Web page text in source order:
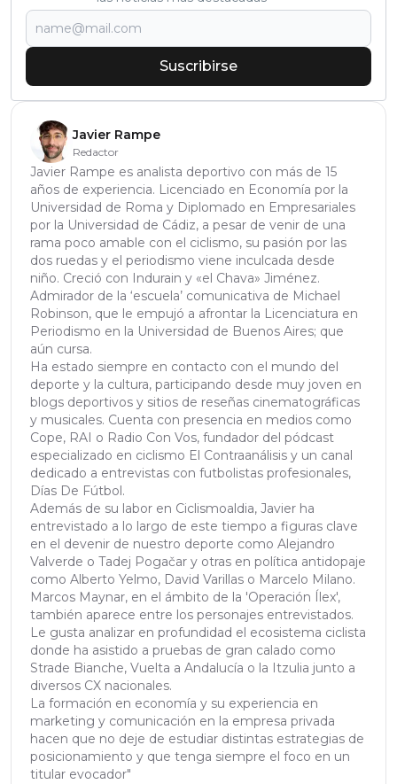
Suscribirse
Javier Rampe
Redactor
Javier Rampe es analista deportivo con más de 15
años de experiencia. Licenciado en Economía por la
Universidad de Roma y Diplomado en Empresariales
por la Universidad de Cádiz, a pesar de venir de una
rama poco amable con el ciclismo, su pasión por las
dos ruedas y el periodismo viene inculcada desde
niño. Creció con Indurain y «el Chava» Jiménez.
Admirador de la ‘escuela’ comunicativa de Michael
Robinson, que le empujó a afrontar la Licenciatura en
Periodismo en la Universidad de Buenos Aires; que
aún cursa.
Ha estado siempre en contacto con el mundo del
deporte y la cultura, participando desde muy joven en
blogs deportivos y sitios de reseñas cinematográficas
y musicales. Cuenta con presencia en medios como
Cope, RAI o Radio Con Vos, fundador del pódcast
especializado en ciclismo El Contraanálisis y un canal
dedicado a entrevistas con futbolistas profesionales,
Días De Fútbol.
Además de su labor en Ciclismoaldia, Javier ha
entrevistado a lo largo de este tiempo a figuras clave
en el devenir de nuestro deporte como Alejandro
Valverde o Tadej Pogačar y otras en política antidopaje
como Alberto Yelmo, David Varillas o Marcelo Milano.
Marcos Maynar, en el ámbito de la 'Operación Ílex',
también aparece entre los personajes entrevistados.
Le gusta analizar en profundidad el ecosistema ciclista
donde ha asistido a pruebas de gran calado como
Strade Bianche, Vuelta a Andalucía o la Itzulia junto a
diversos CX nacionales.
La formación en economía y su experiencia en
marketing y comunicación en la empresa privada
hacen que no deje de estudiar distintas estrategias de
posicionamiento y que tenga siempre el foco en un
titular evocador"